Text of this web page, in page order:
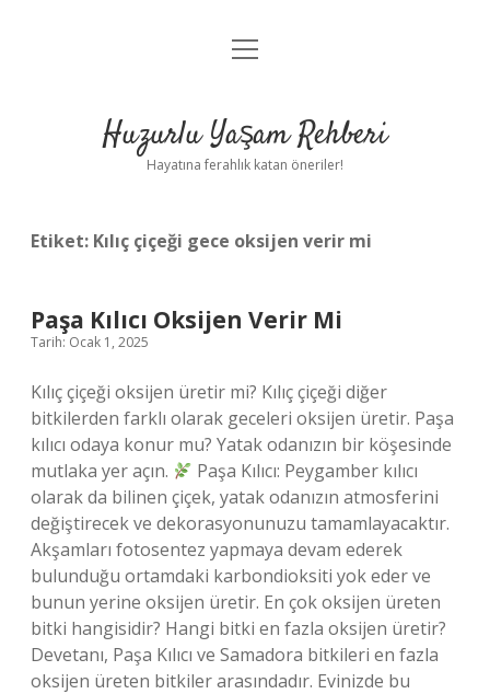
Anasayfa
Yasal Uyarı
menüyü
Huzurlu Yaşam Rehberi
Hayatına ferahlık katan öneriler!
Etiket: Kılıç çiçeği gece oksijen verir mi
Paşa Kılıcı Oksijen Verir Mi
Tarih: Ocak 1, 2025
Kılıç çiçeği oksijen üretir mi? Kılıç çiçeği diğer
bitkilerden farklı olarak geceleri oksijen üretir. Paşa
kılıcı odaya konur mu? Yatak odanızın bir köşesinde
mutlaka yer açın.
Paşa Kılıcı: Peygamber kılıcı
olarak da bilinen çiçek, yatak odanızın atmosferini
değiştirecek ve dekorasyonunuzu tamamlayacaktır.
Akşamları fotosentez yapmaya devam ederek
bulunduğu ortamdaki karbondioksiti yok eder ve
bunun yerine oksijen üretir. En çok oksijen üreten
bitki hangisidir? Hangi bitki en fazla oksijen üretir?
Devetanı, Paşa Kılıcı ve Samadora bitkileri en fazla
oksijen üreten bitkiler arasındadır. Evinizde bu